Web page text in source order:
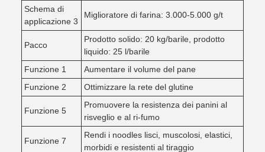
Schema di
applicazione 3
Miglioratore di farina: 3.000-5.000 g/t
Pacco
Prodotto solido: 20 kg/barile, prodotto
liquido: 25 l/barile
Funzione 1
Aumentare il volume del pane
Funzione 2
Ottimizzare la rete del glutine
Funzione 5
Promuovere la resistenza dei panini al
risveglio e al ri-fumo
Funzione 7
Rendi i noodles lisci, muscolosi, elastici,
morbidi e resistenti al tiraggio